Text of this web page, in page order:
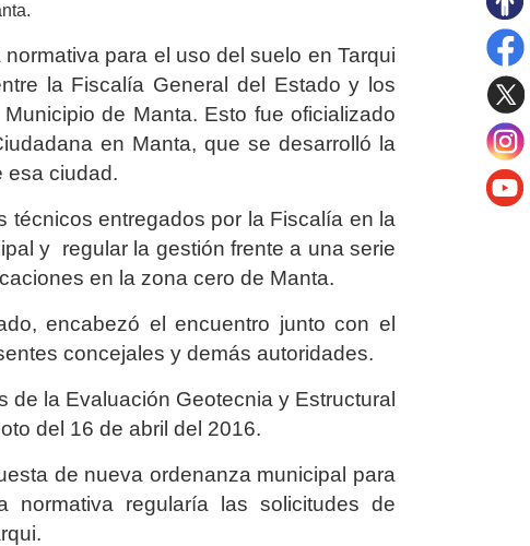
para el uso del suelo en Tarqui
la Fiscalía General del Estado y los
de Manta. Esto fue oficializado
en Manta, que se desarrolló la
esa ciudad.
técnicos entregados por la Fiscalía en la
y regular la gestión frente a una serie
en la zona cero de Manta.
encabezó el encuentro junto con el
concejales y demás autoridades.
la Evaluación Geotecnia y Estructural
del 16 de abril del 2016.
de nueva ordenanza municipal para
regularía las solicitudes de